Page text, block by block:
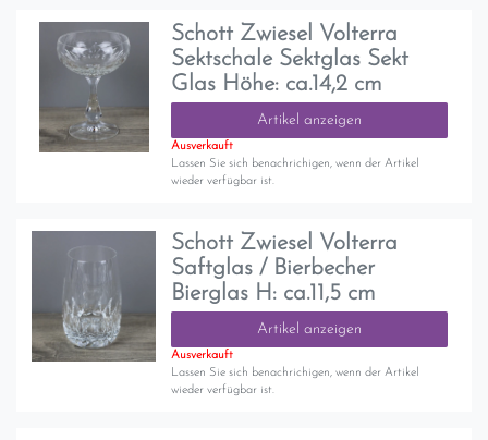
Schott Zwiesel Volterra
Sektschale Sektglas Sekt
Glas Höhe: ca.14,2 cm
Artikel anzeigen
Ausverkauft
Lassen Sie sich benachrichigen, wenn der Artikel
wieder verfügbar ist.
Schott Zwiesel Volterra
Saftglas / Bierbecher
Bierglas H: ca.11,5 cm
Artikel anzeigen
Ausverkauft
Lassen Sie sich benachrichigen, wenn der Artikel
wieder verfügbar ist.